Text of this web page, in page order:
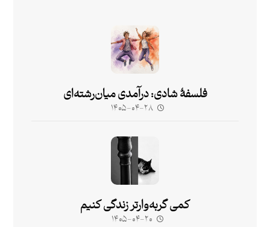
فلسفۀ شادی: درآمدی میان‌رشته‌ای
۱۴۰۵-۰۴-۲۸
کمی گربه‌وارتر زندگی کنیم
۱۴۰۵-۰۴-۲۰